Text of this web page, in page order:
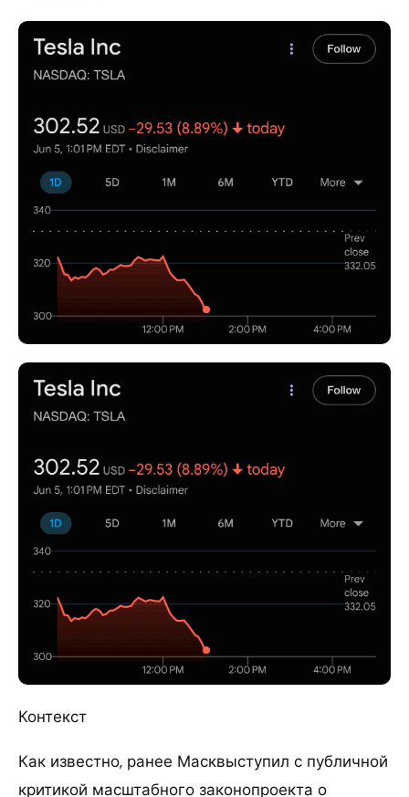
Контекст
Как известно, ранее Масквыступил с публичной
критикой масштабного законопроекта о